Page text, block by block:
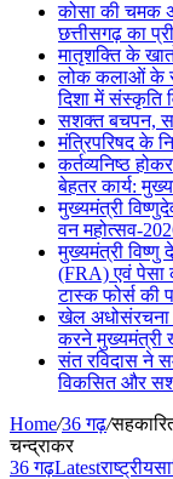
कोसा की चमक
छत्तीसगढ़ का
मातृशक्ति के
लोक कलाओं के
दिशा में संस्कृति
सशक्त बचपन,
मंत्रिपरिषद के
कर्तव्यनिष्ठ
बेहतर कार्य:
मुख्यमंत्री
वन महोत्सव-
मुख्यमंत्री विष्णु
(FRA) एवं पेसा
टास्क फोर्स की
खेल अधोसंरचना
करने मुख्यमंत्री
संत रविदास ने
विकसित और
Home/36 गढ़/
चन्द्राकर
36 गढ़Latestराष्ट्रीय